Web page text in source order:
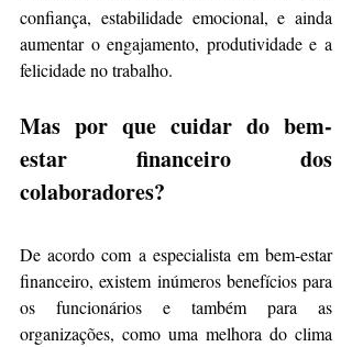
confiança, estabilidade emocional, e ainda
aumentar o engajamento, produtividade e a
felicidade no trabalho.
Mas por que cuidar do bem-
estar financeiro dos
colaboradores?
De acordo com a especialista em bem-estar
financeiro, existem inúmeros benefícios para
os funcionários e também para as
organizações, como uma melhora do clima